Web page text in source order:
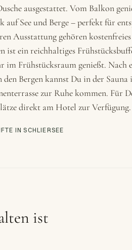
ausgestattet. Vom Balkon
auf See und Berge – perfekt für
Ausstattung gehören
ist ein reichhaltiges
im Frühstücksraum genießt. Nach
den Bergen kannst Du in der
zur Ruhe kommen. Für
direkt am Hotel zur Verfügung.
IN SCHLIERSEE
ist